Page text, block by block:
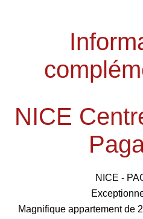
NICE
NICE -
Magnifique appartement de